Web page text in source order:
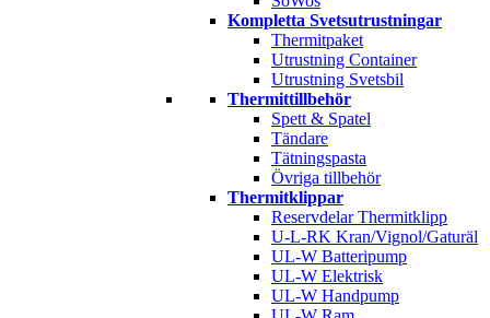
Kompletta Svetsutrustningar
Thermitpaket
Utrustning Container
Utrustning Svetsbil
Thermittillbehör
Spett & Spatel
Tändare
Tätningspasta
Övriga tillbehör
Thermitklippar
Reservdelar Thermitklipp
U-L-RK Kran/Vignol/Gaturäl
UL-W Batteripump
UL-W Elektrisk
UL-W Handpump